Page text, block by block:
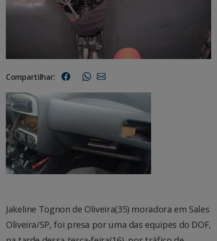
Compartilhar:
Jakeline Tognon de Oliveira(35) moradora em Sales
Oliveira/SP, foi presa por uma das equipes do DOF,